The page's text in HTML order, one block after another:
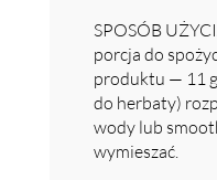
SPOSÓB
porcja do
produktu — 11 g
do herbaty)
wody lub
wymieszać.